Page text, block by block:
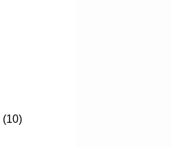
(10)